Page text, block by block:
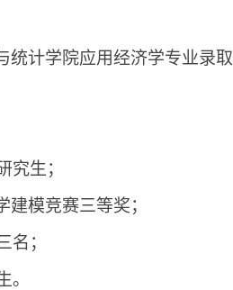
统计学院应用经济学专业录取
究生；
模竞赛三等奖；
名；
。